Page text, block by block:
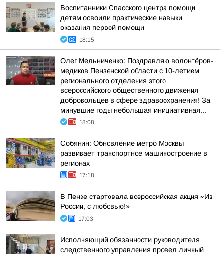
Воспитанники Спасского центра помощи
детям освоили практические навыки
оказания первой помощи
18:15
Олег Мельниченко: Поздравляю волонтёров-
медиков Пензенской области с 10-летием
регионального отделения этого
всероссийского общественного движения
добровольцев в сфере здравоохранения! За
минувшие годы небольшая инициативная...
18:08
Собянин: Обновление метро Москвы
развивает транспортное машиностроение в
регионах
17:18
В Пензе стартовала всероссийская акция «Из
России, с любовью!»
17:03
Исполняющий обязанности руководителя
следственного управления провел личный